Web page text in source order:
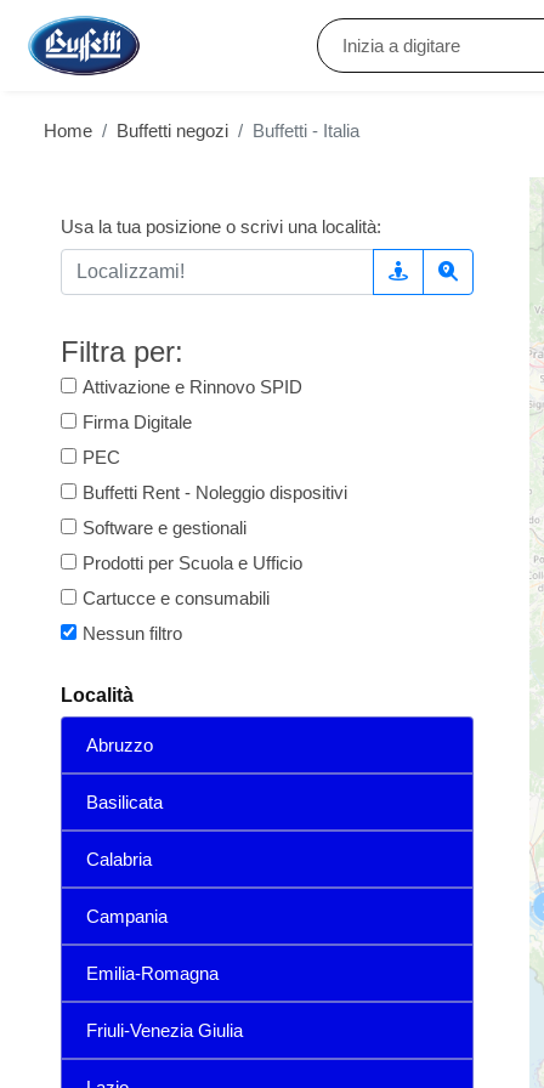
Inizia a digitare
Home Buffetti negozi Buffetti - Italia
Usa la tua posizione o scrivi una località:
Filtra per:
Attivazione e Rinnovo SPID
Firma Digitale
PEC
Buffetti Rent - Noleggio dispositivi
Software e gestionali
Prodotti per Scuola e Ufficio
Cartucce e consumabili
Nessun filtro
Località
Abruzzo
Basilicata
Calabria
Campania
Emilia-Romagna
Friuli-Venezia Giulia